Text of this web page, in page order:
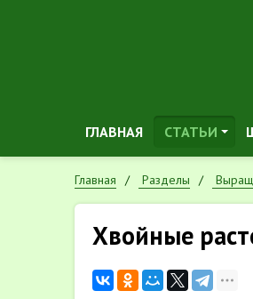
ГЛАВНАЯ СТАТЬИ
Главная Разделы
Хвойные